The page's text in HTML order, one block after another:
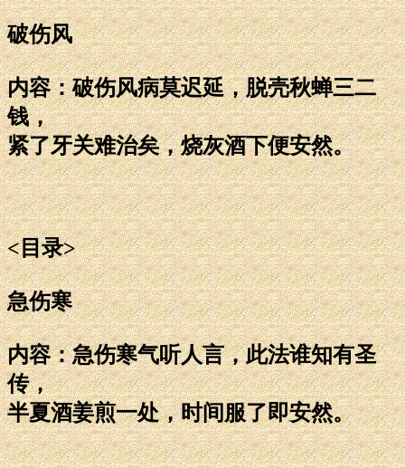
破伤风
内容：破伤风病莫迟延，脱壳秋蝉三二
钱，
紧了牙关难治矣，烧灰酒下便安然。
<目录>
急伤寒
内容：急伤寒气听人言，此法谁知有圣
传，
半夏酒姜煎一处，时间服了即安然。